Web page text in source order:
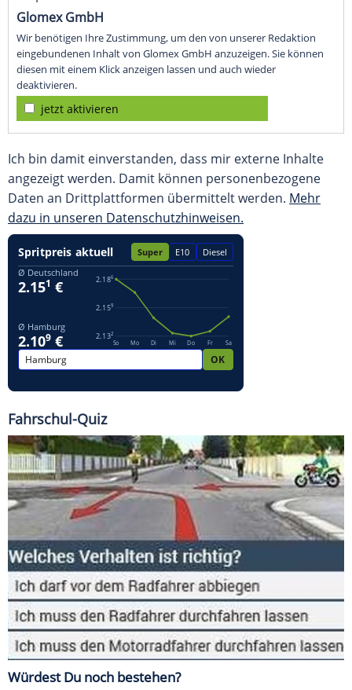
Glomex GmbH
Wir benötigen Ihre Zustimmung, um den von unserer Redaktion
eingebundenen Inhalt von Glomex GmbH anzuzeigen. Sie können
diesen mit einem Klick anzeigen lassen und auch wieder
deaktivieren.
jetzt aktivieren
Ich bin damit einverstanden, dass mir externe Inhalte
angezeigt werden. Damit können personenbezogene
Daten an Drittplattformen übermittelt werden. Mehr
dazu in unseren Datenschutzhinweisen.
Fahrschul-Quiz
Würdest Du noch bestehen?